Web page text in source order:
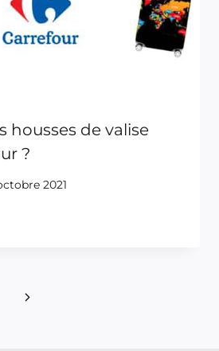
housses de valise
?
2021
Page